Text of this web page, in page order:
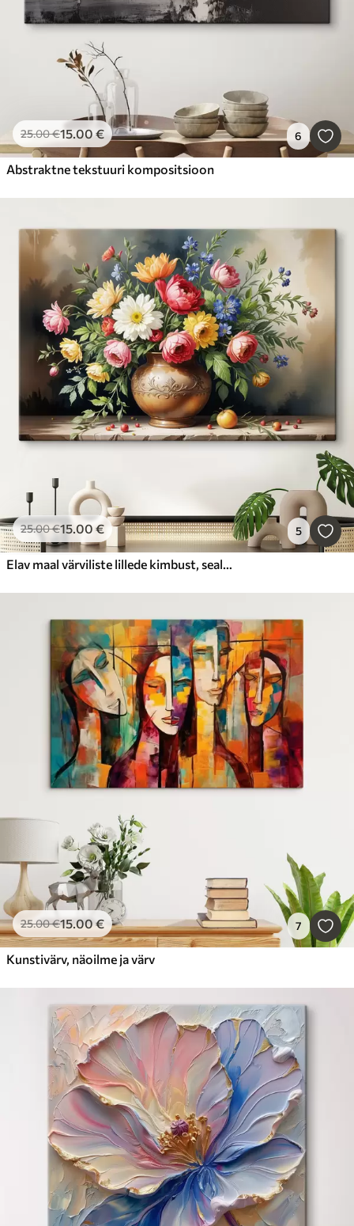
25.00€15.00 € 6
Abstraktne tekstuuri kompositsioon
25.00€15.00 € 5
Elav maal värviliste lillede kimbust, sealhulgas punased roosid, kollased nartsissid ja valged karikakrad
25.00€15.00 € 7
Kunstivärv, näoilme ja värv